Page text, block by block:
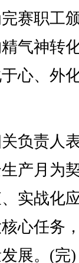
赛职工
气神转
心、外
负责人
产月为
实战化
心任务
展。(完)